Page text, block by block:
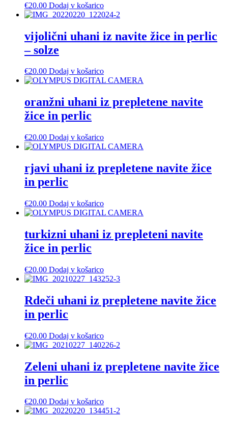
€20.00 Dodaj v košarico
vijolični uhani iz navite žice in perlic
– solze
€20.00 Dodaj v košarico
oranžni uhani iz prepletene navite
žice in perlic
€20.00 Dodaj v košarico
rjavi uhani iz prepletene navite žice
in perlic
€20.00 Dodaj v košarico
turkizni uhani iz prepleteni navite
žice in perlic
€20.00 Dodaj v košarico
Rdeči uhani iz prepletene navite žice
in perlic
€20.00 Dodaj v košarico
Zeleni uhani iz prepletene navite žice
in perlic
€20.00 Dodaj v košarico